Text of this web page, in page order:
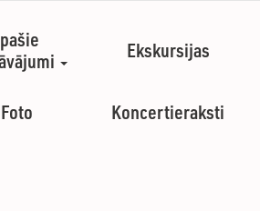
Ekskursijas
Foto Koncertieraksti